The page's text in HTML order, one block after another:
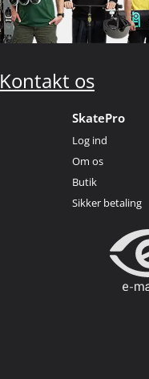
Kontakt os
SkatePro
Log ind
Om os
Butik
Sikker betaling